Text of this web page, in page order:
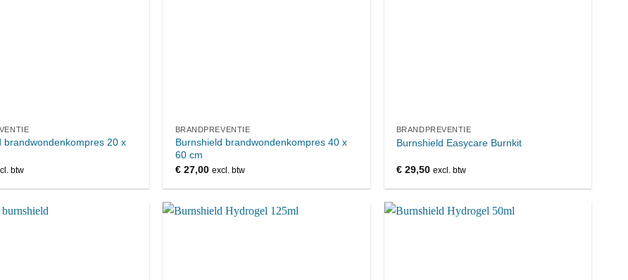
brandwondenkompres 20 x
btw
BRANDPREVENTIE
Burnshield brandwondenkompres 40 x
60 cm
€27,00 excl. btw
BRANDPREVENTIE
Burnshield Easycare Burnkit
€29,50 excl. btw